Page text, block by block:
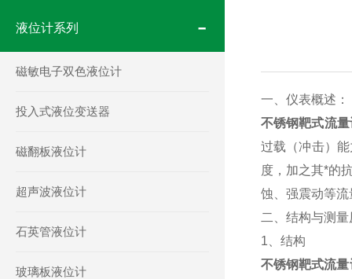
液位计系列
磁敏电子双色液位计
投入式液位变送器
磁翻板液位计
超声波液位计
石英管液位计
玻璃板液位计
一、仪表概述：
不锈钢靶式流
过载（冲击）
度，加之其*的
蚀、强震动等流
二、结构与测
1、结构
不锈钢靶式流量